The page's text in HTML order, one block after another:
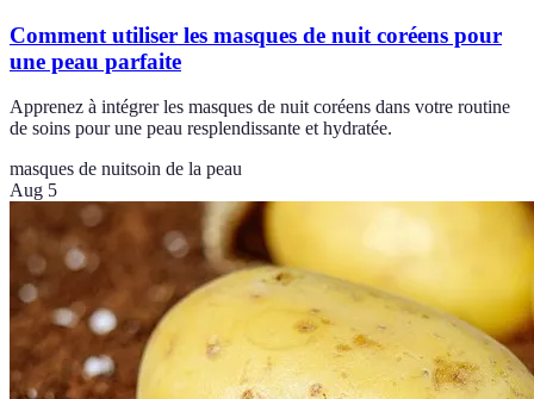
Comment utiliser les masques de nuit coréens pour
une peau parfaite
Apprenez à intégrer les masques de nuit coréens dans votre routine
de soins pour une peau resplendissante et hydratée.
masques de nuitsoin de la peau
Aug 5